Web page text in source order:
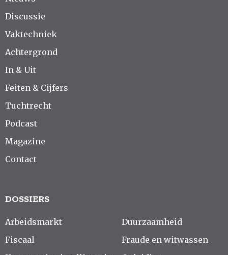
Discussie
Vaktechniek
Achtergrond
In & Uit
Feiten & Cijfers
Tuchtrecht
Podcast
Magazine
Contact
DOSSIERS
Arbeidsmarkt
Fiscaal
Duurzaamheid
Fraude en witwassen